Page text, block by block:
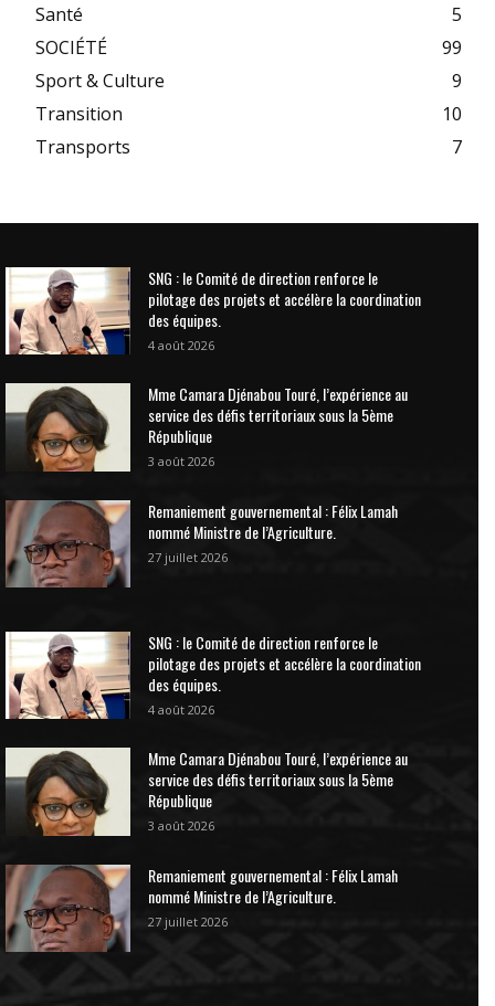
Santé
5
SOCIÉTÉ
99
Sport & Culture
9
Transition
10
Transports
7
SNG : le Comité de direction renforce le
pilotage des projets et accélère la coordination
des équipes.
4 août 2026
Mme Camara Djénabou Touré, l’expérience au
service des défis territoriaux sous la 5ème
République
3 août 2026
Remaniement gouvernemental : Félix Lamah
nommé Ministre de l’Agriculture.
27 juillet 2026
SNG : le Comité de direction renforce le
pilotage des projets et accélère la coordination
des équipes.
4 août 2026
Mme Camara Djénabou Touré, l’expérience au
service des défis territoriaux sous la 5ème
République
3 août 2026
Remaniement gouvernemental : Félix Lamah
nommé Ministre de l’Agriculture.
27 juillet 2026